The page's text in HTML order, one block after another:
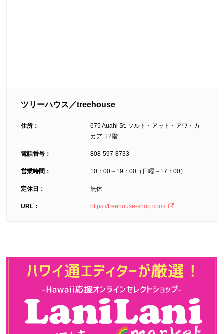
ツリーハウス／treehouse
住所：
675 Auahi St. ソルト・アット・アワ・カ
カアコ2階
電話番号： 808-597-8733
営業時間： 10：00～19：00（日曜～17：00）
定休日： 無休
URL： https://treehouse-shop.com/